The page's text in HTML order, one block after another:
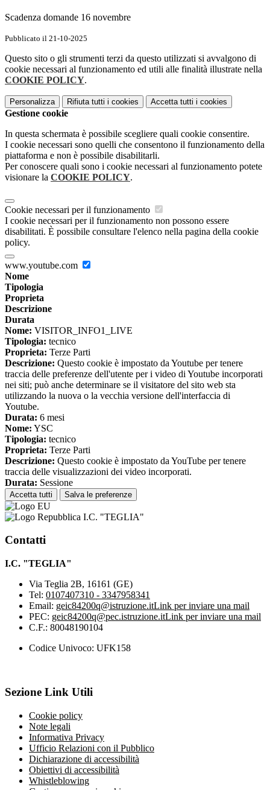
Scadenza domande 16 novembre
Pubblicato il 21-10-2025
Questo sito o gli strumenti terzi da questo utilizzati si avvalgono di
cookie necessari al funzionamento ed utili alle finalità illustrate nella
COOKIE POLICY.
Personalizza Rifiuta tutti i cookies Accetta tutti i cookies
Gestione cookie
In questa schermata è possibile scegliere quali cookie consentire.
I cookie necessari sono quelli che consentono il funzionamento della
piattaforma e non è possibile disabilitarli.
Per conoscere quali sono i cookie necessari al funzionamento potete
visionare la COOKIE POLICY.
Cookie necessari per il funzionamento
I cookie necessari per il funzionamento non possono essere
disabilitati. È possibile consultare l'elenco nella pagina della cookie
policy.
www.youtube.com
Nome
Tipologia
Proprieta
Descrizione
Durata
Nome: VISITOR_INFO1_LIVE
Tipologia: tecnico
Proprieta: Terze Parti
Descrizione: Questo cookie è impostato da Youtube per tenere
traccia delle preferenze dell'utente per i video di Youtube incorporati
nei siti; può anche determinare se il visitatore del sito web sta
utilizzando la nuova o la vecchia versione dell'interfaccia di
Youtube.
Durata: 6 mesi
Nome: YSC
Tipologia: tecnico
Proprieta: Terze Parti
Descrizione: Questo cookie è impostato da YouTube per tenere
traccia delle visualizzazioni dei video incorporati.
Durata: Sessione
Accetta tutti Salva le preferenze
I.C. "TEGLIA"
Contatti
I.C. "TEGLIA"
Via Teglia 2B, 16161 (GE)
Tel: 0107407310 - 3347958341
Email: geic84200q@istruzione.itLink per inviare una mail
PEC: geic84200q@pec.istruzione.itLink per inviare una mail
C.F.: 80048190104
Codice Univoco: UFK158
Sezione Link Utili
Cookie policy
Note legali
Informativa Privacy
Ufficio Relazioni con il Pubblico
Dichiarazione di accessibilità
Obiettivi di accessibilità
Whistleblowing